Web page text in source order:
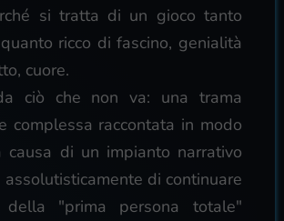
si tratta di un gioco tanto
ricco di fascino, genialità
cuore.
ciò che non va: una trama
complessa raccontata in modo
causa di un impianto narrativo
assolutisticamente di continuare
"prima persona totale"